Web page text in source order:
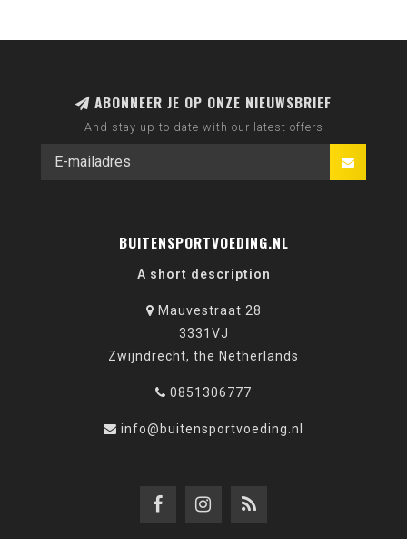
ABONNEER JE OP ONZE NIEUWSBRIEF
And stay up to date with our latest offers
BUITENSPORTVOEDING.NL
A short description
Mauvestraat 28
3331VJ
Zwijndrecht, the Netherlands
0851306777
info@buitensportvoeding.nl